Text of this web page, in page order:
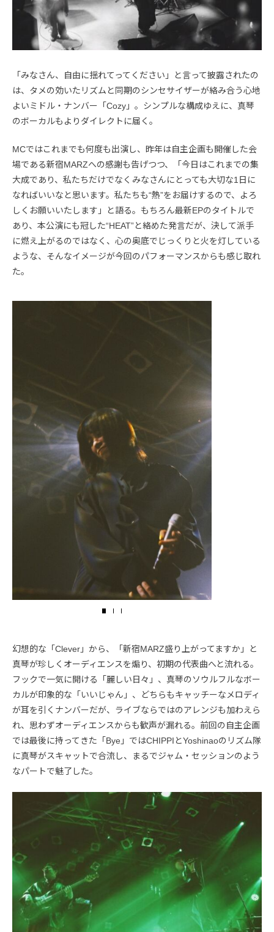
「みなさん、自由に揺れてってください」と言って披露されたの
は、タメの効いたリズムと同期のシンセサイザーが絡み合う心地
よいミドル・ナンバー「Cozy」。シンプルな構成ゆえに、真琴
のボーカルもよりダイレクトに届く。
MCではこれまでも何度も出演し、昨年は自主企画も開催した会
場である新宿MARZへの感謝も告げつつ、「今日はこれまでの集
大成であり、私たちだけでなくみなさんにとっても大切な1日に
なればいいなと思います。私たちも“熱”をお届けするので、よろ
しくお願いいたします」と語る。もちろん最新EPのタイトルで
あり、本公演にも冠した“HEAT”と絡めた発言だが、決して派手
に燃え上がるのではなく、心の奥底でじっくりと火を灯している
ような、そんなイメージが今回のパフォーマンスからも感じ取れ
た。
幻想的な「Clever」から、「新宿MARZ盛り上がってますか」と
真琴が珍しくオーディエンスを煽り、初期の代表曲へと流れる。
フックで一気に開ける「麗しい日々」、真琴のソウルフルなボー
カルが印象的な「いいじゃん」、どちらもキャッチーなメロディ
が耳を引くナンバーだが、ライブならではのアレンジも加わえら
れ、思わずオーディエンスからも歓声が漏れる。前回の自主企画
では最後に持ってきた「Bye」ではCHIPPIとYoshinaoのリズム隊
に真琴がスキャットで合流し、まるでジャム・セッションのよう
なパートで魅了した。